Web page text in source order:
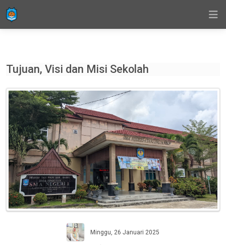
Tujuan, Visi dan Misi Sekolah
Minggu, 26 Januari 2025